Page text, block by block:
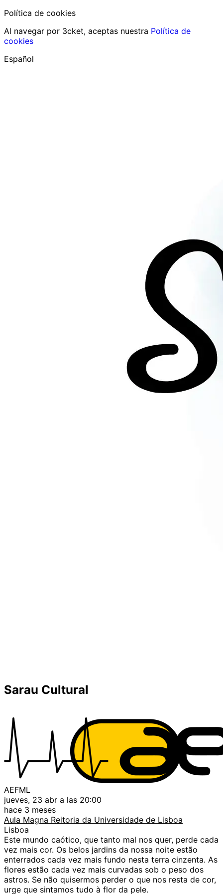
Política de cookies
Al navegar por 3cket, aceptas nuestra Política de
cookies
Español
Sarau Cultural
AEFML
jueves, 23 abr a las 20:00
hace 3 meses
Aula Magna Reitoria da Universidade de Lisboa
Lisboa
Este mundo caótico, que tanto mal nos quer, perde cada
vez mais cor. Os belos jardins da nossa noite estão
enterrados cada vez mais fundo nesta terra cinzenta. As
flores estão cada vez mais curvadas sob o peso dos
astros. Se não quisermos perder o que nos resta de cor,
urge que sintamos tudo à flor da pele.